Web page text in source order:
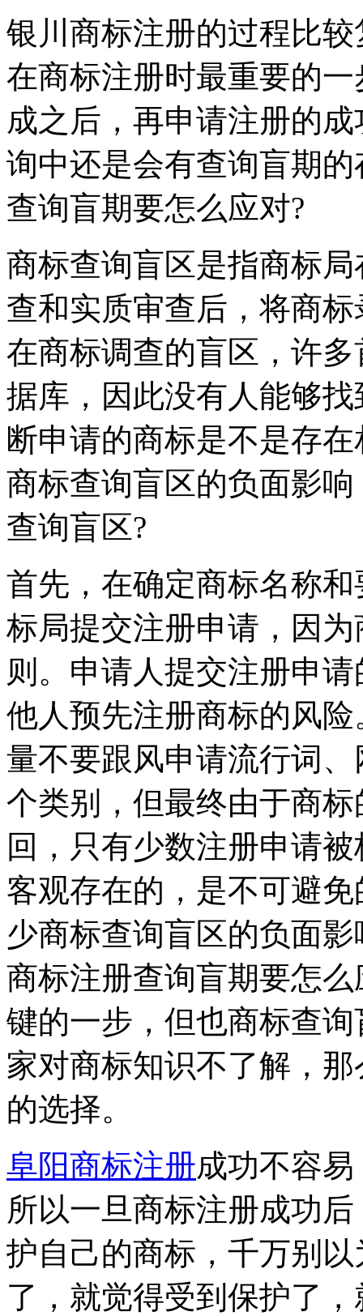
银川商标注册的过程比
在商标注册时最重要的
成之后，再申请注册的
询中还是会有查询盲期
查询盲期要怎么应对?
商标查询盲区是指商标
查和实质审查后，将商
在商标调查的盲区，许
据库，因此没有人能够
断申请的商标是不是存
商标查询盲区的负面影
查询盲区?
首先，在确定商标名称
标局提交注册申请，因
则。申请人提交注册申
他人预先注册商标的风
量不要跟风申请流行词
个类别，但最终由于商
回，只有少数注册申请
客观存在的，是不可避
少商标查询盲区的负面
商标注册查询盲期要怎
键的一步，但也商标查
家对商标知识不了解，
的选择。
阜阳商标注册成功不容
所以一旦商标注册成功
护自己的商标，千万别
了，就觉得受到保护了